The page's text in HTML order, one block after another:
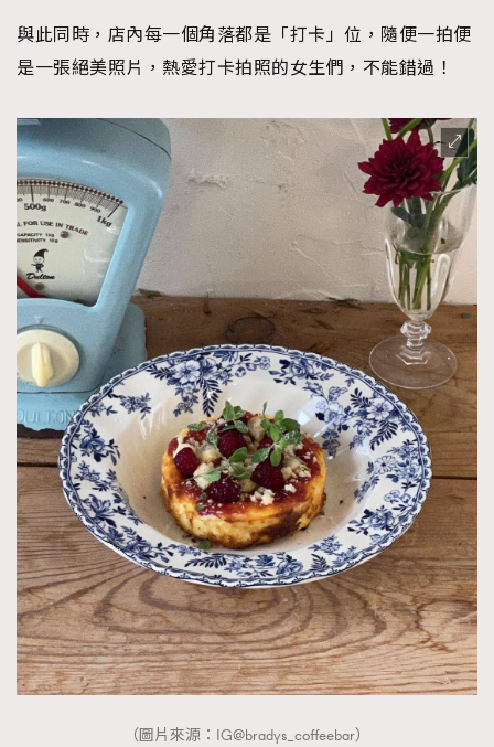
與此同時，店內每一個角落都是「打卡」位，隨便一拍便
是一張絕美照片，熱愛打卡拍照的女生們，不能錯過！
（圖片來源：IG@bradys_coffeebar）